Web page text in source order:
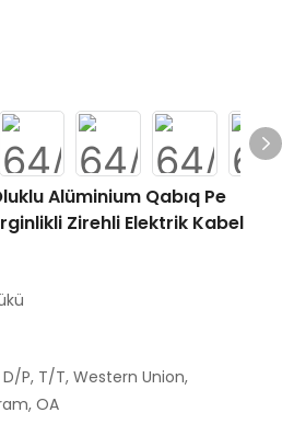
Alüminium Qabıq Pe
Zirehli Elektrik Kabel
P, T/T, Western Union,
OA